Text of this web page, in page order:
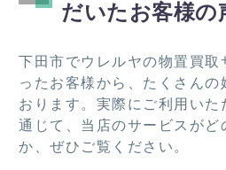
だいたお客様の
下田市でウレルヤの物置買取
ったお客様から、たくさんの
おります。実際にご利用いた
通じて、当店のサービスがど
か、ぜひご覧ください。